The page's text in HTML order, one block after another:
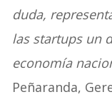
duda,
las startups un
economía
Peñaranda,